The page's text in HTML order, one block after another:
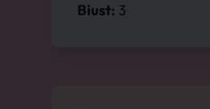
Biust: 3